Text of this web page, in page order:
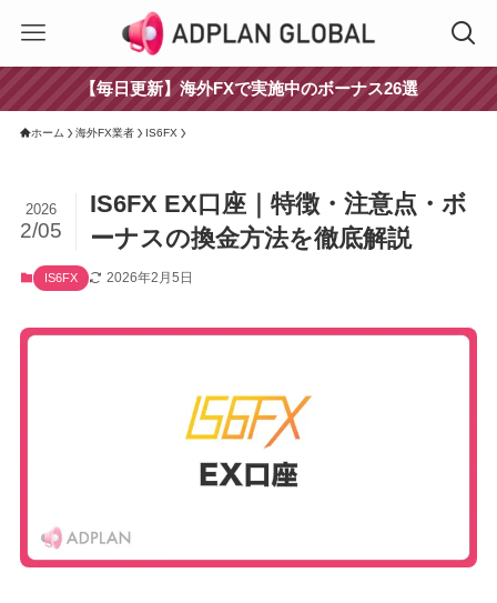
【毎日更新】海外FXで実施中のボーナス26選
ホーム 海外FX業者 IS6FX
IS6FX EX口座｜特徴・注意点・ボ
ーナスの換金方法を徹底解説
2026
2/05
IS6FX 2026年2月5日